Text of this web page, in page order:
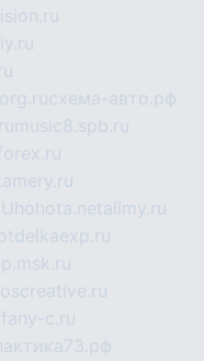
схема-авто.рф
music8.spb.ru
hohota.netalimy.ru
c.ru